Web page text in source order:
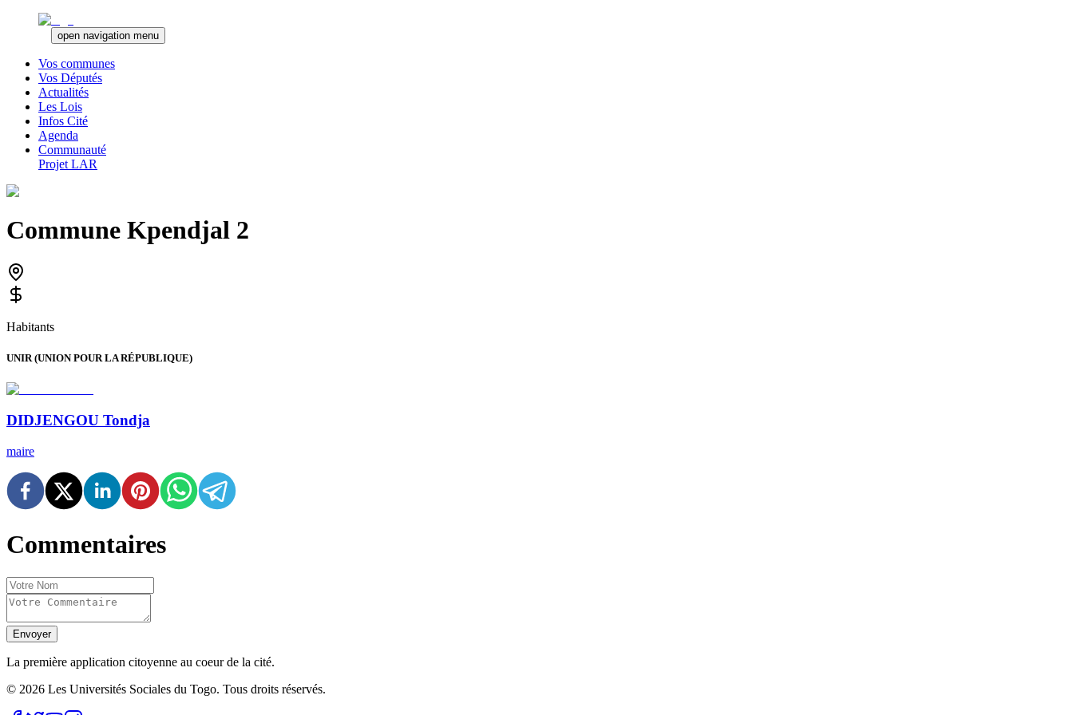
open navigation menu
Vos communes
Vos Députés
Actualités
Les Lois
Infos Cité
Agenda
Communauté
Projet LAR
Commune Kpendjal 2
Habitants
UNIR (UNION POUR LA RÉPUBLIQUE)
DIDJENGOU Tondja
maire
Commentaires
Envoyer
La première application citoyenne au coeur de la cité.
© 2026 Les Universités Sociales du Togo. Tous droits réservés.